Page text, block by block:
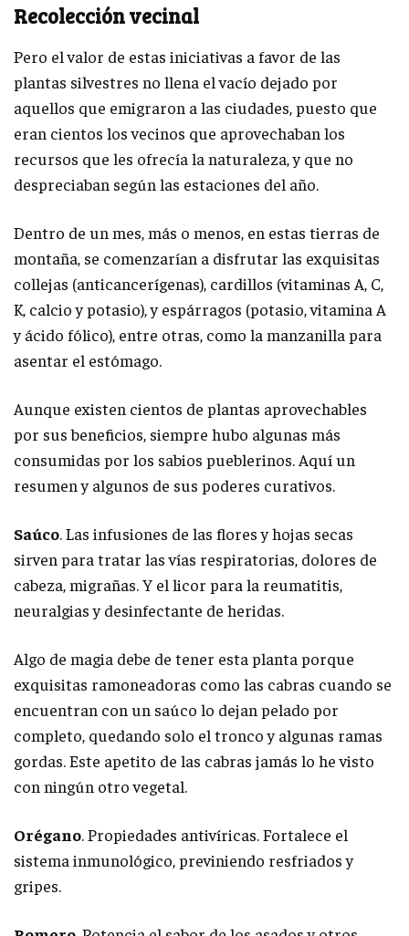
Recolección vecinal
Pero el valor de estas iniciativas a favor de las
plantas silvestres no llena el vacío dejado por
aquellos que emigraron a las ciudades, puesto que
eran cientos los vecinos que aprovechaban los
recursos que les ofrecía la naturaleza, y que no
despreciaban según las estaciones del año.
Dentro de un mes, más o menos, en estas tierras de
montaña, se comenzarían a disfrutar las exquisitas
collejas (anticancerígenas), cardillos (vitaminas A, C,
K, calcio y potasio), y espárragos (potasio, vitamina A
y ácido fólico), entre otras, como la manzanilla para
asentar el estómago.
Aunque existen cientos de plantas aprovechables
por sus beneficios, siempre hubo algunas más
consumidas por los sabios pueblerinos. Aquí un
resumen y algunos de sus poderes curativos.
Saúco. Las infusiones de las flores y hojas secas
sirven para tratar las vías respiratorias, dolores de
cabeza, migrañas. Y el licor para la reumatitis,
neuralgias y desinfectante de heridas.
Algo de magia debe de tener esta planta porque
exquisitas ramoneadoras como las cabras cuando se
encuentran con un saúco lo dejan pelado por
completo, quedando solo el tronco y algunas ramas
gordas. Este apetito de las cabras jamás lo he visto
con ningún otro vegetal.
Orégano. Propiedades antivíricas. Fortalece el
sistema inmunológico, previniendo resfriados y
gripes.